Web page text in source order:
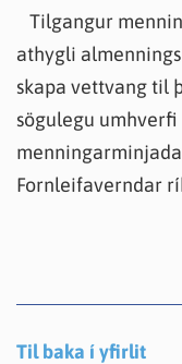
Tilgangur
athygli
skapa vettvang til
sögulegu umhverfi
Fornleifaverndar
Til baka í yfirlit